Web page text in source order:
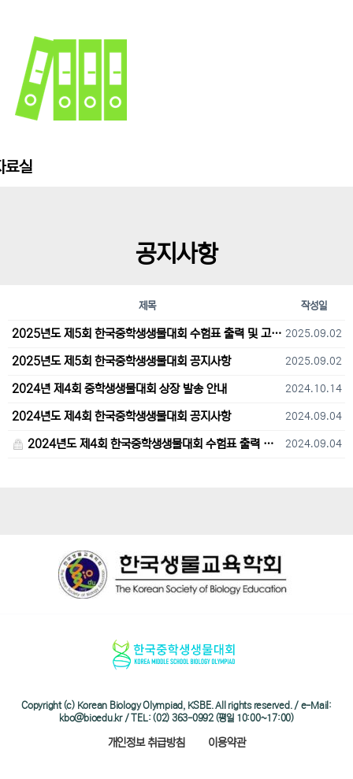
료실
공지사항
제목 작성일
2025년도 제5회 한국중학생생물대회 수험표 출력 및 고사장 오시는 길 안내 2025.09.02
2025년도 제5회 한국중학생생물대회 공지사항 2025.09.02
2024년 제4회 중학생생물대회 상장 발송 안내 2024.10.14
2024년도 제4회 한국중학생생물대회 공지사항 2024.09.04
2024년도 제4회 한국중학생생물대회 수험표 출력 및 고사장 오시는 길 안내 2024.09.04
Copyright (c) Korean Biology Olympiad, KSBE. All rights reserved. / e-Mail:
kbo@bioedu.kr / TEL: (02) 363-0992 (평일 10:00~17:00)
개인정보 취급방침 이용약관